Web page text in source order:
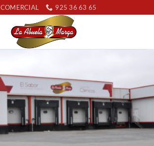
COMERCIAL 925 36 63 65